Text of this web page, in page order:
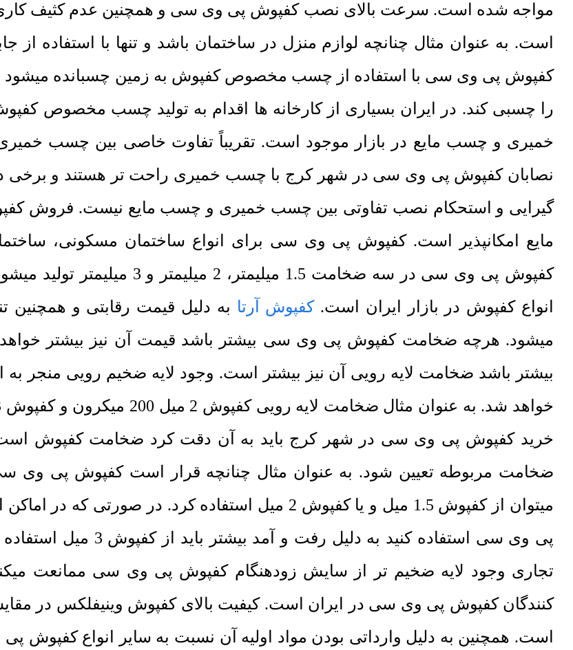
مواجه شده است. سرعت بالای نصب کفپوش پی وی سی و همچنین عدم کثیف کاری
است. به عنوان مثال چنانچه لوازم منزل در ساختمان باشد و تنها با استفاده از
کفپوش پی وی سی با استفاده از چسب مخصوص کفپوش به زمین چسبانده میشود
را چسبی کند. در ایران بسیاری از کارخانه ها اقدام به تولید چسب مخصوص
خمیری و چسب مایع در بازار موجود است. تقریباً تفاوت خاصی بین چسب
نصابان کفپوش پی وی سی در شهر کرج با چسب خمیری راحت تر هستند و برخی
گیرایی و استحکام نصب تفاوتی بین چسب خمیری و چسب مایع نیست. فروش
مایع امکانپذیر است. کفپوش پی وی سی برای انواع ساختمان مسکونی،
انواع کفپوش در بازار ایران است.کفپوش آرتا به دلیل قیمت رقابتی و
میشود. هرچه ضخامت کفپوش پی وی سی بیشتر باشد قیمت آن نیز بیشتر
بیشتر باشد ضخامت لایه رویی آن نیز بیشتر است. وجود لایه ضخیم رویی منجر
خرید کفپوش پی وی سی در شهر کرج باید به آن دقت کرد ضخامت کفپوش
ضخامت مربوطه تعیین شود. به عنوان مثال چنانچه قرار است کفپوش پی
میتوان از کفپوش 1.5 میل و یا کفپوش 2 میل استفاده کرد.
پی وی سی استفاده کنید
تجاری وجود لایه ضخیم تر از سایش زودهنگام کفپوش پی وی سی ممانعت
کنندگان کفپوش پی وی سی در ایران است. کیفیت بالای کفپوش وینیفلکس در